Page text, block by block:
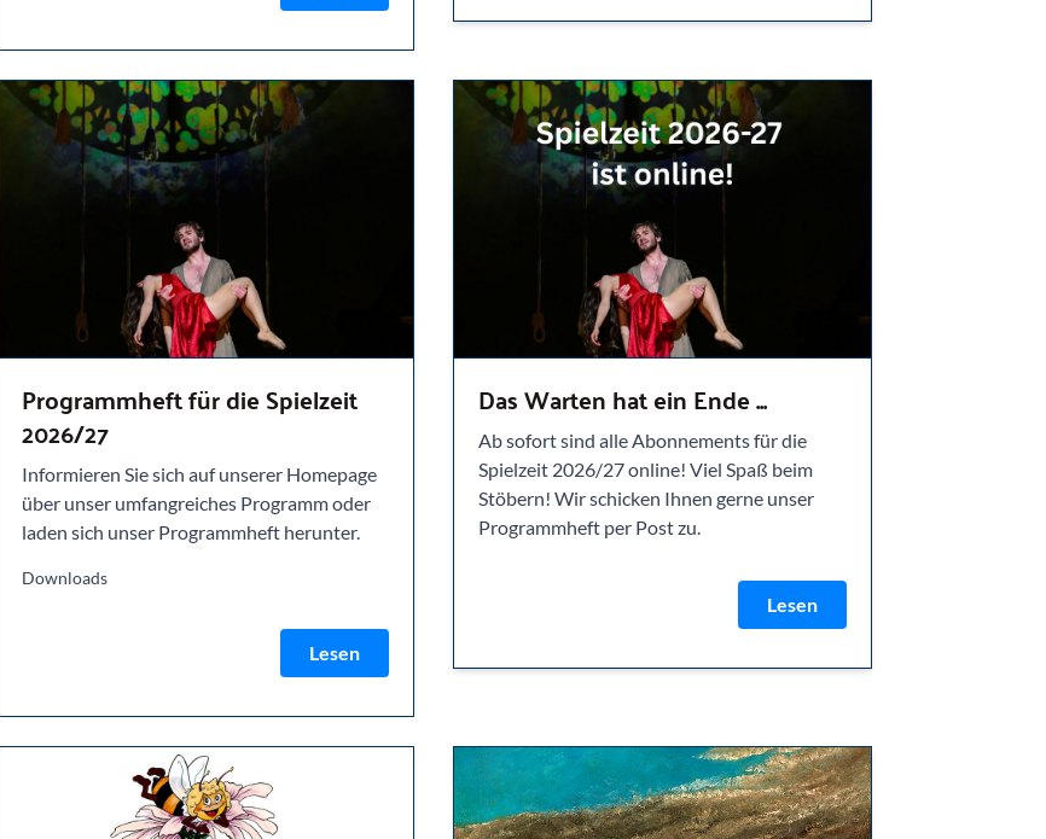
Programmheft für die Spielzeit
2026/27
Informieren Sie sich auf unserer Homepage
über unser umfangreiches Programm oder
laden sich unser Programmheft herunter.
Downloads
Lesen
Das Warten hat ein Ende ...
Ab sofort sind alle Abonnements für die
Spielzeit 2026/27 online! Viel Spaß beim
Stöbern! Wir schicken Ihnen gerne unser
Programmheft per Post zu.
Lesen